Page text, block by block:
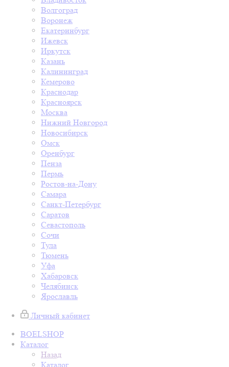
Волгоград
Воронеж
Екатеринбург
Ижевск
Иркутск
Казань
Калининград
Кемерово
Краснодар
Красноярск
Москва
Нижний Новгород
Новосибирск
Омск
Оренбург
Пенза
Пермь
Ростов-на-Дону
Самара
Санкт-Петербург
Саратов
Севастополь
Сочи
Тула
Тюмень
Уфа
Хабаровск
Челябинск
Ярославль
Личный кабинет
BOELSHOP
Каталог
Назад
Каталог